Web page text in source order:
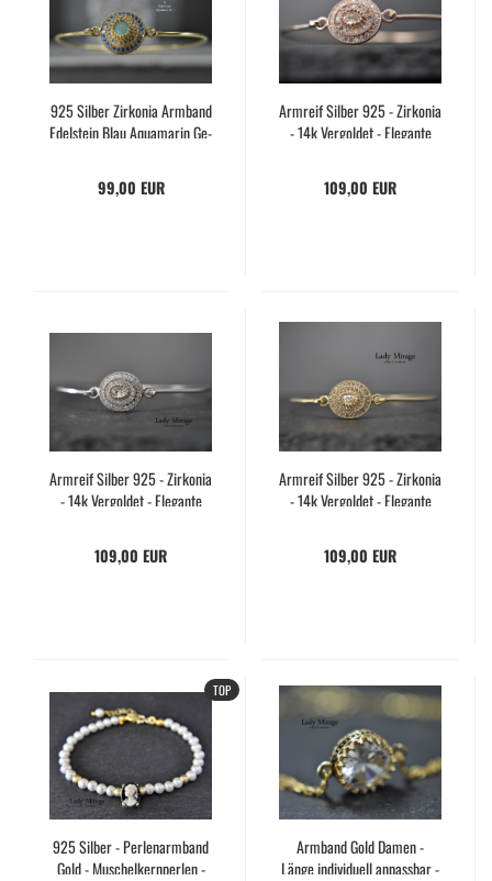
925 Sil­ber Zir­ko­nia Arm­band
Edel­stein Blau Aqua­ma­rin Ge­
schmuck Arm­reif Schmuck­
sets für Hoch­zei­ten Hand­ma­
99,00 EUR
Arm­reif Sil­ber 925 - Zir­ko­nia
- 14k Ver­gol­det - Ele­gan­te
Arm­schmuck Damen - Hand­
ma­de - Gift - Ge­schenk Weih­
109,00 EUR
Arm­reif Sil­ber 925 - Zir­ko­nia
- 14k Ver­gol­det - Ele­gan­te
Arm­schmuck Damen - Hand­
ma­de - Gift - Ge­schenk Weih­
109,00 EUR
Arm­reif Sil­ber 925 - Zir­ko­nia
- 14k Ver­gol­det - Ele­gan­te
Arm­schmuck Damen - Hand­
ma­de - Gift - Ge­schenk Weih­
109,00 EUR
TOP
925 Sil­ber - Per­len­arm­band
Gold - Mu­schel­kern­per­len -
Arm­band Gold Damen -
Länge in­di­vi­du­ell an­pass­bar -